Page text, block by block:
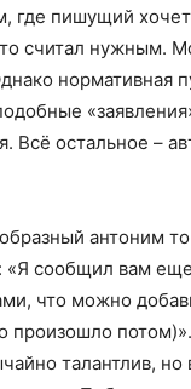
где пишущий хочет
считал нужным.
нормативная
Всё остальное –
антоним
«Я сообщил вам
что можно
произошло
талантлив, но